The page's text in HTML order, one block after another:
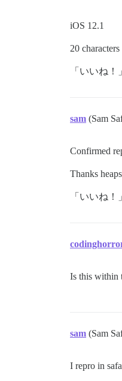
iOS 12.1
20 characters
「いいね！
sam (Sam
Confirmed
Thanks
「いいね！
Is this within
sam (Sam
I repro in